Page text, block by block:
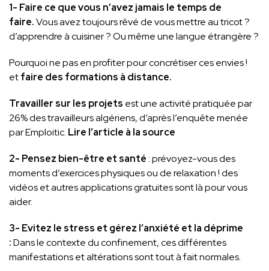
1- Faire ce que vous n’avez jamais le temps de
faire.Vous avez toujours rêvé de vous mettre au tricot ?
d’apprendre à cuisiner ? Ou même une langue étrangère ?
Pourquoi ne pas en profiter pour concrétiser ces envies !
etfaire des formations à distance.
Travailler sur les projets est une activité pratiquée par
26% des travailleurs algériens, d’après l’enquête menée
par Emploitic. Lire l’article à la source
2- Pensez bien-être et santé : prévoyez-vous des
moments d’exercices physiques ou de relaxation ! des
vidéos et autres applications gratuites sont là pour vous
aider.
3- Evitez le stress et gérez l’anxiété et la déprime
:Dans le contexte du confinement, ces différentes
manifestations et altérations sont tout à fait normales.